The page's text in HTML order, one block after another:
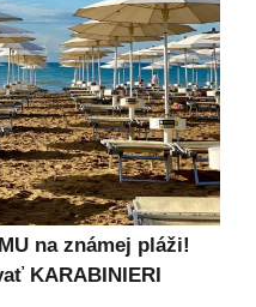
na známej pláži!
KARABINIERI